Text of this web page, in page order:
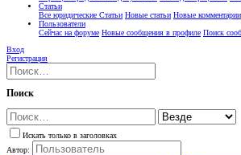
Статьи
Все юридические Статьи Новые статьи Новые комментарии
Пользователи
Сейчас на форуме Новые сообщения в профиле Поиск
Вход
Регистрация
Поиск
Искать только в заголовках
Автор: